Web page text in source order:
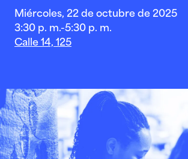
Miércoles, 22 de octubre de 2025
3:30 p. m.-5:30 p. m.
Calle 14, 125